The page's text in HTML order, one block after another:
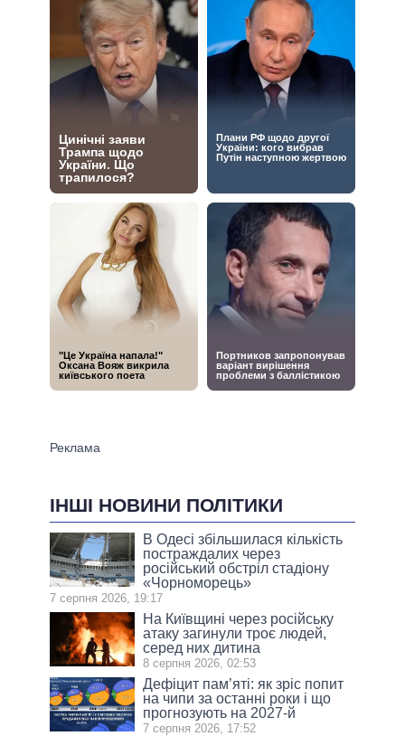
ІНШІ НОВИНИ ПОЛІТИКИ
В Одесі збільшилася кількість
постраждалих через
російський обстріл стадіону
«Чорноморець»
7 серпня 2026, 19:17
На Київщині через російську
атаку загинули троє людей,
серед них дитина
8 серпня 2026, 02:53
Дефіцит пам’яті: як зріс попит
на чипи за останні роки і що
прогнозують на 2027-й
7 серпня 2026, 17:52